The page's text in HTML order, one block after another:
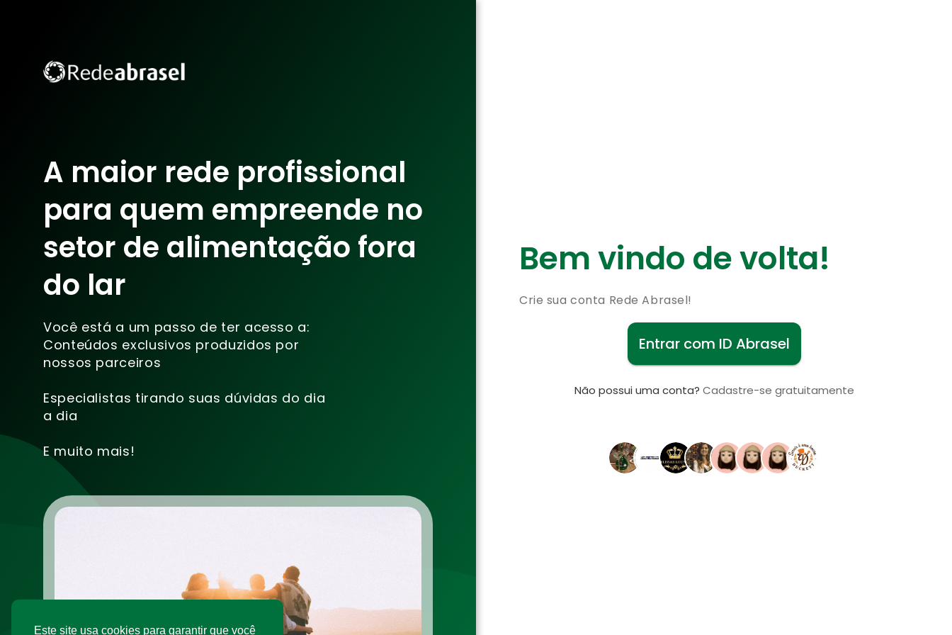
Este site usa cookies para garantir que você
A maior rede profissional
para quem empreende no
setor de alimentação fora
do lar
Você está a um passo de ter acesso a:
Conteúdos exclusivos produzidos por
nossos parceiros
Especialistas tirando suas dúvidas do dia
a dia
E muito mais!
Bem vindo de volta!
Crie sua conta Rede Abrasel!
Entrar com ID Abrasel
Não possui uma conta? Cadastre-se gratuitamente